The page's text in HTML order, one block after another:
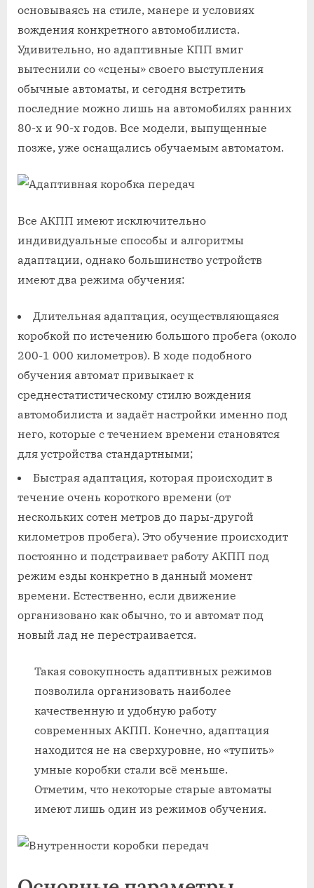
основываясь на стиле, манере и условиях
вождения конкретного автомобилиста.
Удивительно, но адаптивные КПП вмиг
вытеснили со «сцены» своего выступления
обычные автоматы, и сегодня встретить
последние можно лишь на автомобилях ранних
80-х и 90-х годов. Все модели, выпущенные
позже, уже оснащались обучаемым автоматом.
Все АКПП имеют исключительно
индивидуальные способы и алгоритмы
адаптации, однако большинство устройств
имеют два режима обучения:
Длительная адаптация, осуществляющаяся
коробкой по истечению большого пробега (около
200-1 000 километров). В ходе подобного
обучения автомат привыкает к
среднестатистическому стилю вождения
автомобилиста и задаёт настройки именно под
него, которые с течением времени становятся
для устройства стандартными;
Быстрая адаптация, которая происходит в
течение очень короткого времени (от
нескольких сотен метров до пары-другой
километров пробега). Это обучение происходит
постоянно и подстраивает работу АКПП под
режим езды конкретно в данный момент
времени. Естественно, если движение
организовано как обычно, то и автомат под
новый лад не перестраивается.
Такая совокупность адаптивных режимов
позволила организовать наиболее
качественную и удобную работу
современных АКПП. Конечно, адаптация
находится не на сверхуровне, но «тупить»
умные коробки стали всё меньше.
Отметим, что некоторые старые автоматы
имеют лишь один из режимов обучения.